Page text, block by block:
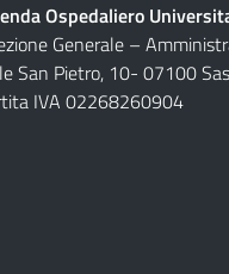
Ospedaliero
Generale –
San Pietro, 10- 07100
IVA 02268260904